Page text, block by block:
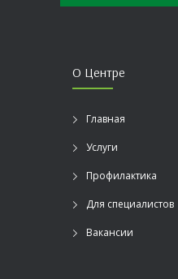
О Центре
Главная
Услуги
Профилактика
Для специалистов
Вакансии